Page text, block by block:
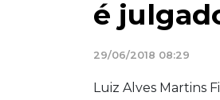
é
29/06/2018 08:29
Luiz Alves Martins